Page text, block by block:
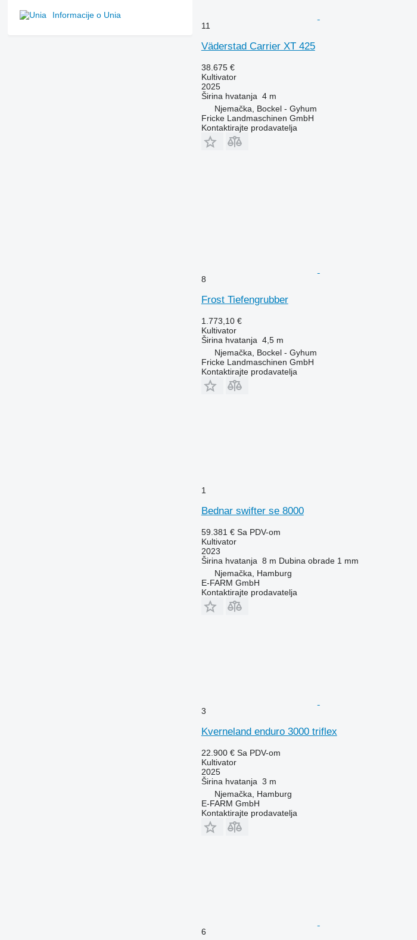
Informacije o Unia
11
Väderstad Carrier XT 425
38.675 €
Kultivator
2025
Širina hvatanja 4 m
Njemačka, Bockel - Gyhum
Fricke Landmaschinen GmbH
Kontaktirajte prodavatelja
8
Frost Tiefengrubber
1.773,10 €
Kultivator
Širina hvatanja 4,5 m
Njemačka, Bockel - Gyhum
Fricke Landmaschinen GmbH
Kontaktirajte prodavatelja
1
Bednar swifter se 8000
59.381 € Sa PDV-om
Kultivator
2023
Širina hvatanja 8 m Dubina obrade 1 mm
Njemačka, Hamburg
E-FARM GmbH
Kontaktirajte prodavatelja
3
Kverneland enduro 3000 triflex
22.900 € Sa PDV-om
Kultivator
2025
Širina hvatanja 3 m
Njemačka, Hamburg
E-FARM GmbH
Kontaktirajte prodavatelja
6